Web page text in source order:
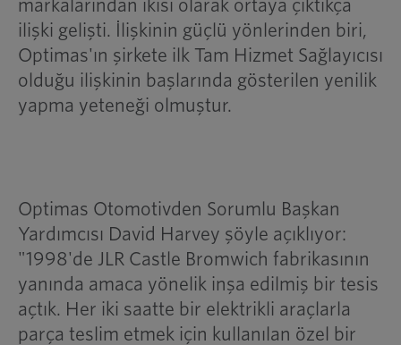
markalarından ikisi olarak ortaya çıktıkça
ilişki gelişti. İlişkinin güçlü yönlerinden biri,
Optimas'ın şirkete ilk Tam Hizmet Sağlayıcısı
olduğu ilişkinin başlarında gösterilen yenilik
yapma yeteneği olmuştur.
Optimas Otomotivden Sorumlu Başkan
Yardımcısı David Harvey şöyle açıklıyor:
"1998'de JLR Castle Bromwich fabrikasının
yanında amaca yönelik inşa edilmiş bir tesis
açtık. Her iki saatte bir elektrikli araçlarla
parça teslim etmek için kullanılan özel bir